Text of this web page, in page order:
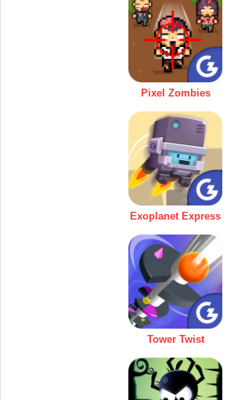
Pixel Zombies
Exoplanet Express
Tower Twist